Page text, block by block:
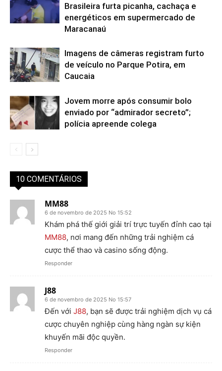
Brasileira furta picanha, cachaça e
energéticos em supermercado de
Maracanaú
Imagens de câmeras registram furto
de veículo no Parque Potira, em
Caucaia
Jovem morre após consumir bolo
enviado por “admirador secreto”;
polícia apreende colega
10 COMENTÁRIOS
MM88
6 de novembro de 2025 No 15:52
Khám phá thế giới giải trí trực tuyến đỉnh cao tại
MM88, nơi mang đến những trải nghiệm cá
cược thể thao và casino sống động.
Responder
J88
6 de novembro de 2025 No 15:57
Đến với J88, bạn sẽ được trải nghiệm dịch vụ cá
cược chuyên nghiệp cùng hàng ngàn sự kiện
khuyến mãi độc quyền.
Responder